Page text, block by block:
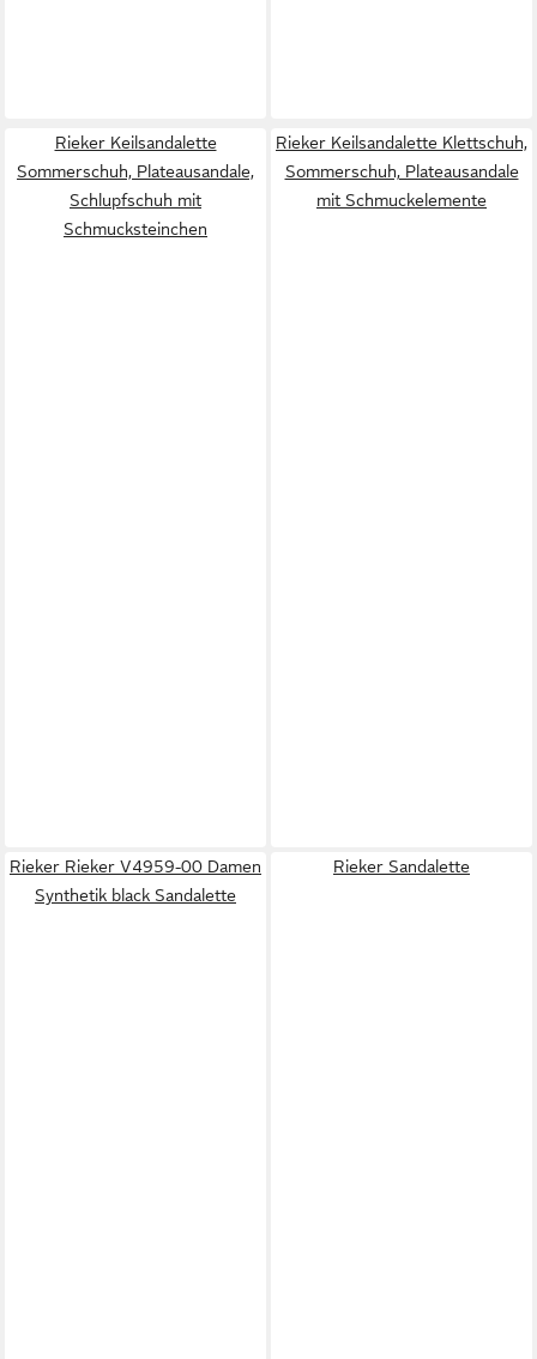
Rieker Keilsandalette
Sommerschuh, Plateausandale,
Schlupfschuh mit
Schmucksteinchen
Rieker Keilsandalette Klettschuh,
Sommerschuh, Plateausandale
mit Schmuckelemente
Rieker Rieker V4959-00 Damen
Synthetik black Sandalette
Rieker Sandalette